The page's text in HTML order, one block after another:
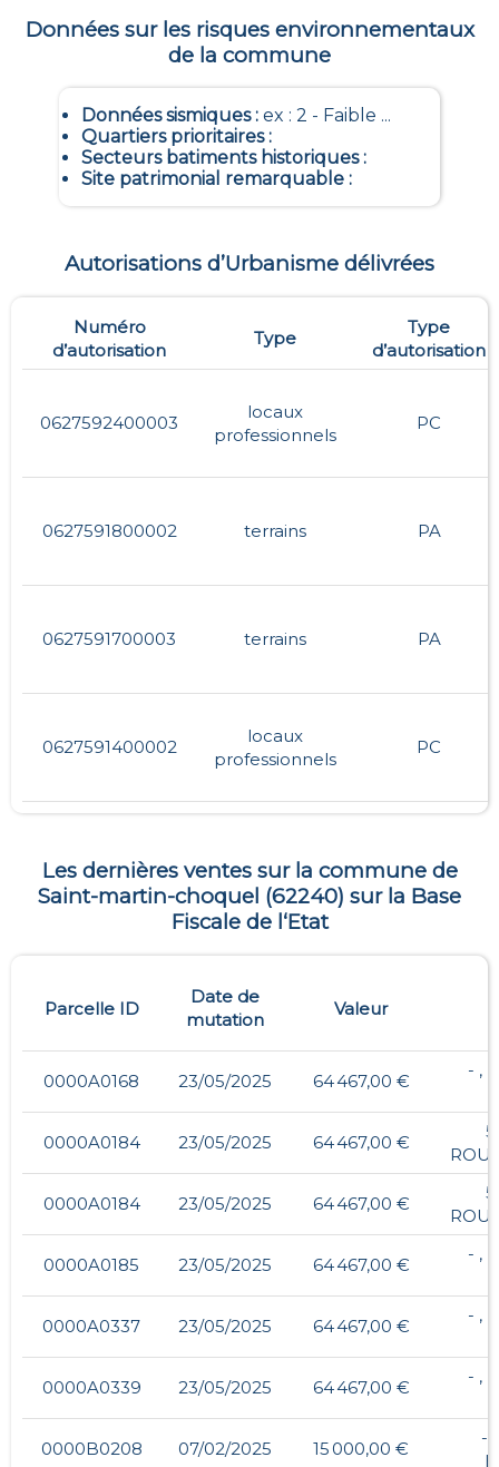
Données sur les risques environnementaux
de la commune
Données sismiques: ex : 2 - Faible ...
Quartiers prioritaires:
Secteurs batiments historiques:
Site patrimonial remarquable:
Autorisations d’Urbanisme délivrées
Numéro
d’autorisation
Type
Type
d’autorisation
0627592400003
locaux
professionnels
PC
0627591800002 terrains PA
0627591700003 terrains PA
0627591400002
locaux
professionnels
PC
Les dernières ventes sur la commune de
Saint-martin-choquel (62240) sur la Base
Fiscale de l‘Etat
Parcelle ID
Date de
mutation
Valeur
0000A0168 23/05/2025 64 467,00 €
- ,
0000A0184 23/05/2025 64 467,00 €
0000A0184 23/05/2025 64 467,00 €
0000A0185 23/05/2025 64 467,00 €
- ,
0000A0337 23/05/2025 64 467,00 €
- ,
0000A0339 23/05/2025 64 467,00 €
- ,
0000B0208 07/02/2025 15 000,00 €
-